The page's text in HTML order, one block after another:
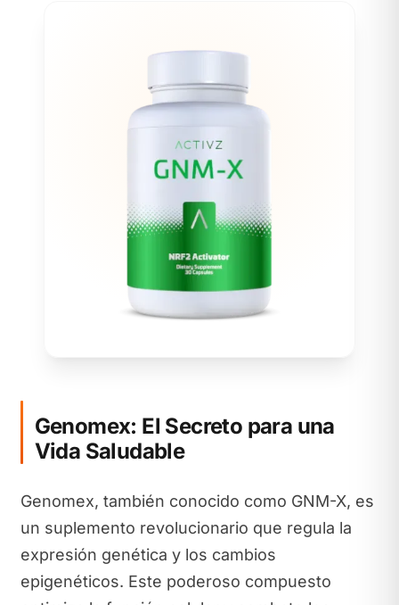
Genomex: El Secreto para una
Vida Saludable
Genomex, también conocido como GNM-X, es
un suplemento revolucionario que regula la
expresión genética y los cambios
epigenéticos. Este poderoso compuesto